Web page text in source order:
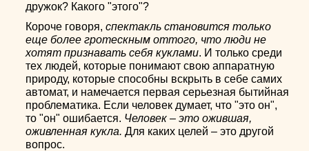
дружок? Какого "этого"?
Короче говоря,спектакль становится только
еще более гротескным оттого, что люди не
хотят признавать себя куклами. И только среди
тех людей, которые понимают свою аппаратную
природу, которые способны вскрыть в себе самих
автомат, и намечается первая серьезная бытийная
проблематика. Если человек думает, что "это он",
то "он" ошибается. Человек – это ожившая,
оживленная кукла. Для каких целей – это другой
вопрос.